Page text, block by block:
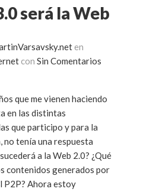
será la Web
en
con Sin Comentarios
que me vienen haciendo
en las distintas
que participo y para la
no tenía una respuesta
a la Web 2.0? ¿Qué
contenidos generados por
P2P? Ahora estoy